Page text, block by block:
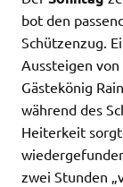
bot den
Schützenzug.
Aussteigen
Gästekönig
während des
Heiterkeit
zwei Stunden